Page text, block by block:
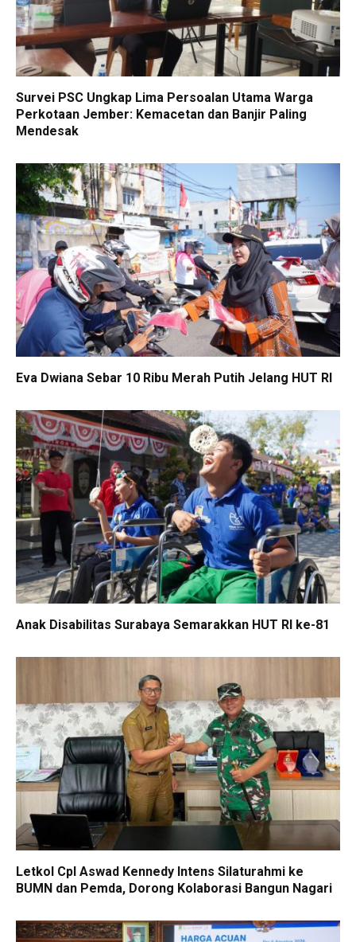
Survei PSC Ungkap Lima Persoalan Utama Warga
Perkotaan Jember: Kemacetan dan Banjir Paling
Mendesak
Eva Dwiana Sebar 10 Ribu Merah Putih Jelang HUT RI
Anak Disabilitas Surabaya Semarakkan HUT RI ke-81
Letkol Cpl Aswad Kennedy Intens Silaturahmi ke
BUMN dan Pemda, Dorong Kolaborasi Bangun Nagari